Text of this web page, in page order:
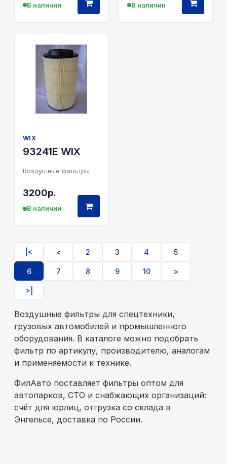
В наличии В наличии
WIX
93241Е WIX
Воздушные фильтры
3200р.
В наличии
|< < 2 3 4 5
6 7 8 9 10 >
>|
Воздушные фильтры для спецтехники,
грузовых автомобилей и промышленного
оборудования. В каталоге можно подобрать
фильтр по артикулу, производителю, аналогам
и применяемости к технике.
ФилАвто поставляет фильтры оптом для
автопарков, СТО и снабжающих организаций:
счёт для юрлиц, отгрузка со склада в
Энгельсе, доставка по России.